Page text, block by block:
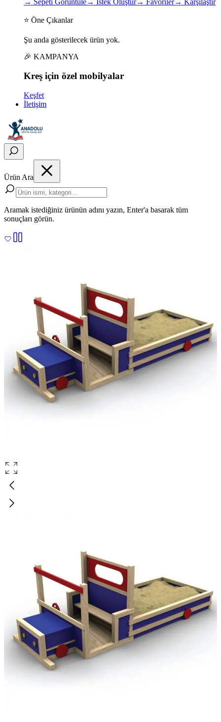
→ Sepeti Görüntüle→ İstek Oluştur→ Favoriler→ Karşılaştır
⭐ Öne Çıkanlar
Şu anda gösterilecek ürün yok.
🎉 KAMPANYA
Kreş için özel mobilyalar
Keşfet
İletişim
Ürün Ara
Aramak istediğiniz ürünün adını yazın, Enter'a basarak tüm
sonuçları görün.